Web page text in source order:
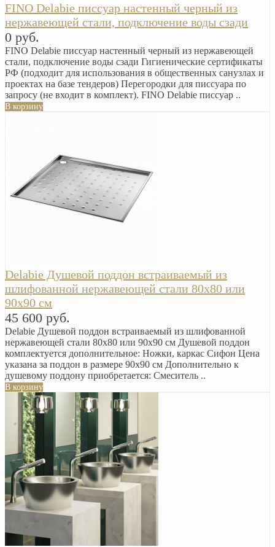
FINO Delabie писсуар настенный черный из
нержавеющей стали, подключение воды сзади
0 руб.
FINO Delabie писсуар настенный черный из нержавеющей
стали, подключение воды сзади Гигиенические сертификаты
РФ (подходит для использования в общественных санузлах и
проектах на базе тендеров) Перегородки для писсуара по
запросу (не входит в комплект). FINO Delabie писсуар ..
В корзину
Delabie Душевой поддон встраиваемый из
шлифованной нержавеющей стали 80х80 или
90х90 см
45 600 руб.
Delabie Душевой поддон встраиваемый из шлифованной
нержавеющей стали 80х80 или 90х90 см Душевой поддон
комплектуется дополнительное: Ножки, каркас Сифон Цена
указана за поддон в размере 90х90 см Дополнительно к
душевому поддону приобретается: Смеситель ..
В корзину